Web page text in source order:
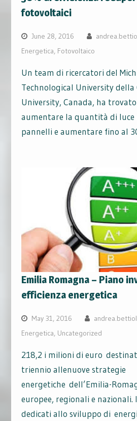
fotovoltaici
June 28, 2016
Energetica, Fotovoltaico
Un team di ricercatori del
Technological University della
University, Canada, ha
aumentare la quantità di luce
pannelli e aumentare fino al
Emilia Romagna – Piano
efficienza energetica
May 31, 2016 andrea.bettiol
Energetica, Uncategorized
218,2 i milioni di euro
triennio allenuove strategie
energetiche dell’Emilia-
europee, regionali e nazionali.
dedicati allo sviluppo di